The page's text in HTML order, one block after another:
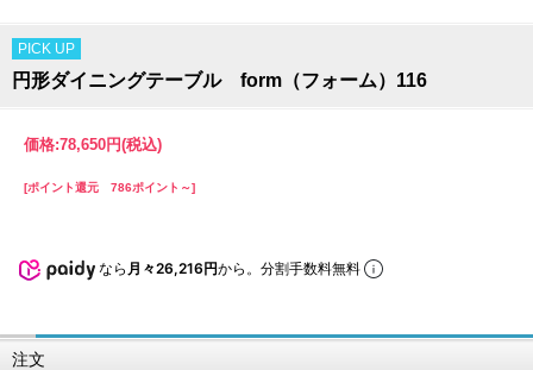
PICK UP
円形ダイニングテーブル form（フォーム）116
価格:78,650円(税込)
[ポイント還元 786ポイント～]
なら 月々26,216円から。分割手数料無料
注文